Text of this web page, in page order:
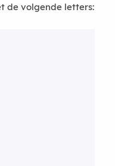
de volgende letters: